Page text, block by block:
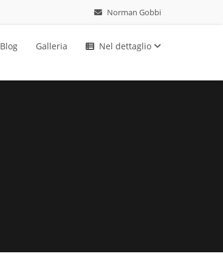
Norman Gobbi
Blog Galleria Nel dettaglio